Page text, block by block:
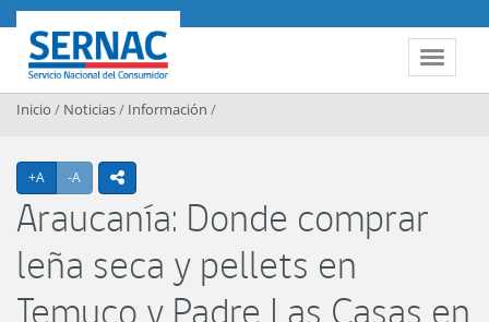
Contenido principal
Toggle
SERNAC
Inicio / Noticias/ Información /
+A Agrandar texto
-A Achicar textoicono compartir
Araucanía: Donde comprar
leña seca y pellets en
Temuco y Padre Las Casas en